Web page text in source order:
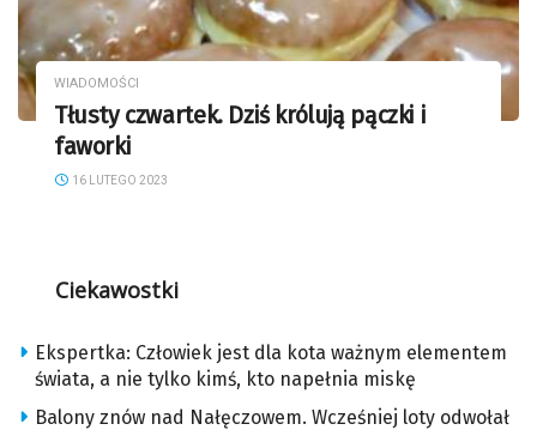
WIADOMOŚCI
Tłusty czwartek. Dziś królują pączki i
faworki
16 LUTEGO 2023
Ciekawostki
Ekspertka: Człowiek jest dla kota ważnym elementem
świata, a nie tylko kimś, kto napełnia miskę
Balony znów nad Nałęczowem. Wcześniej loty odwołał